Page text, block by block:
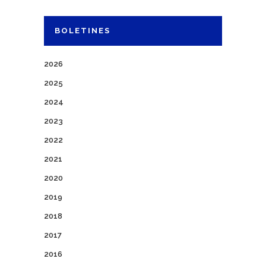
BOLETINES
2026
2025
2024
2023
2022
2021
2020
2019
2018
2017
2016